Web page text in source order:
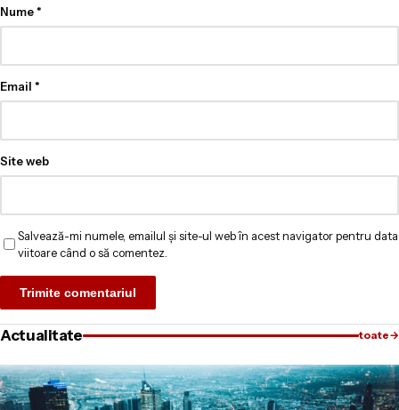
Nume*
Email *
Site web
Salvează-mi numele, emailul și site-ul web în acest navigator pentru data
viitoare când o să comentez.
Actualitate toate→